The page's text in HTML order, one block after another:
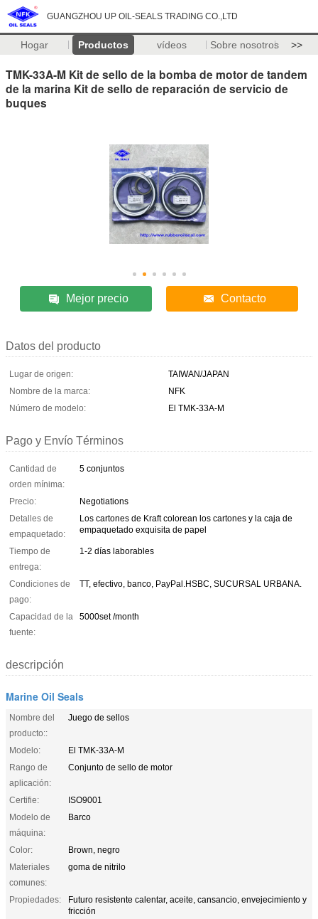
GUANGZHOU UP OIL-SEALS TRADING CO.,LTD
Hogar Productos vídeos Sobre nosotros >>
TMK-33A-M Kit de sello de la bomba de motor de tandem
de la marina Kit de sello de reparación de servicio de
buques
Mejor precio Contacto
Datos del producto
Lugar de origen:
TAIWAN/JAPAN
Nombre de la marca:
NFK
Número de modelo:
El TMK-33A-M
Pago y Envío Términos
Cantidad de
orden mínima:
5 conjuntos
Precio:
Negotiations
Detalles de
empaquetado:
Los cartones de Kraft colorean los cartones y la caja de
empaquetado exquisita de papel
Tiempo de
entrega:
1-2 días laborables
Condiciones de
pago:
TT, efectivo, banco, PayPal.HSBC, SUCURSAL URBANA.
Capacidad de la
fuente:
5000set /month
descripción
Marine Oil Seals
Nombre del
producto::
Juego de sellos
Modelo:
El TMK-33A-M
Rango de
aplicación:
Conjunto de sello de motor
Certifie:
ISO9001
Modelo de
máquina:
Barco
Color:
Brown, negro
Materiales
comunes:
goma de nitrilo
Propiedades:
Futuro resistente calentar, aceite, cansancio, envejecimiento y
fricción